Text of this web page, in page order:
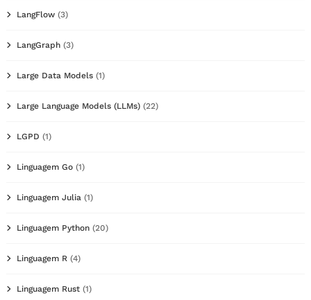
LangFlow (3)
LangGraph (3)
Large Data Models (1)
Large Language Models (LLMs) (22)
LGPD (1)
Linguagem Go (1)
Linguagem Julia (1)
Linguagem Python (20)
Linguagem R (4)
Linguagem Rust (1)